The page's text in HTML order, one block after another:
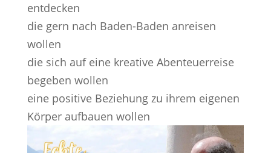
entdecken
die gern nach Baden-Baden anreisen
wollen
die sich auf eine kreative Abenteuerreise
begeben wollen
eine positive Beziehung zu ihrem eigenen
Körper aufbauen wollen